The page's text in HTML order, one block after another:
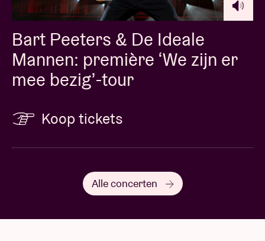
Bart Peeters & De Ideale
Mannen: première ‘We zijn er
mee bezig’-tour
Koop tickets
Alle concerten